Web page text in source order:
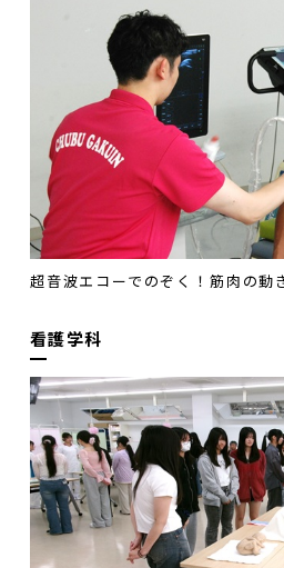
超音波エコーでのぞく！筋肉の動
看護学科